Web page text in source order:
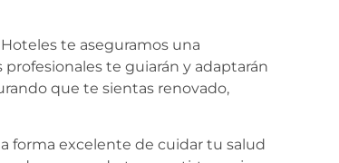
te aseguramos una
te guiarán y adaptarán
que te sientas renovado,
forma excelente de cuidar tu salud